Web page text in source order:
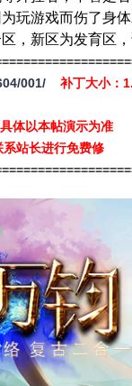
玩游戏而伤了身
，新区为发育区
001/ 补丁大小
体以本帖演示为准
站长进行免费修